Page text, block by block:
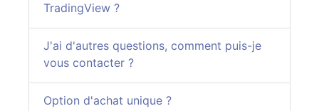
TradingView ?
J'ai d'autres questions, comment puis-je
vous contacter ?
Option d'achat unique ?